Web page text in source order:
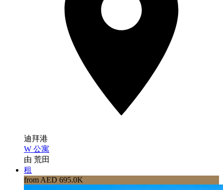
迪拜港
W 公寓
由 荒田
租
from AED 695.0K